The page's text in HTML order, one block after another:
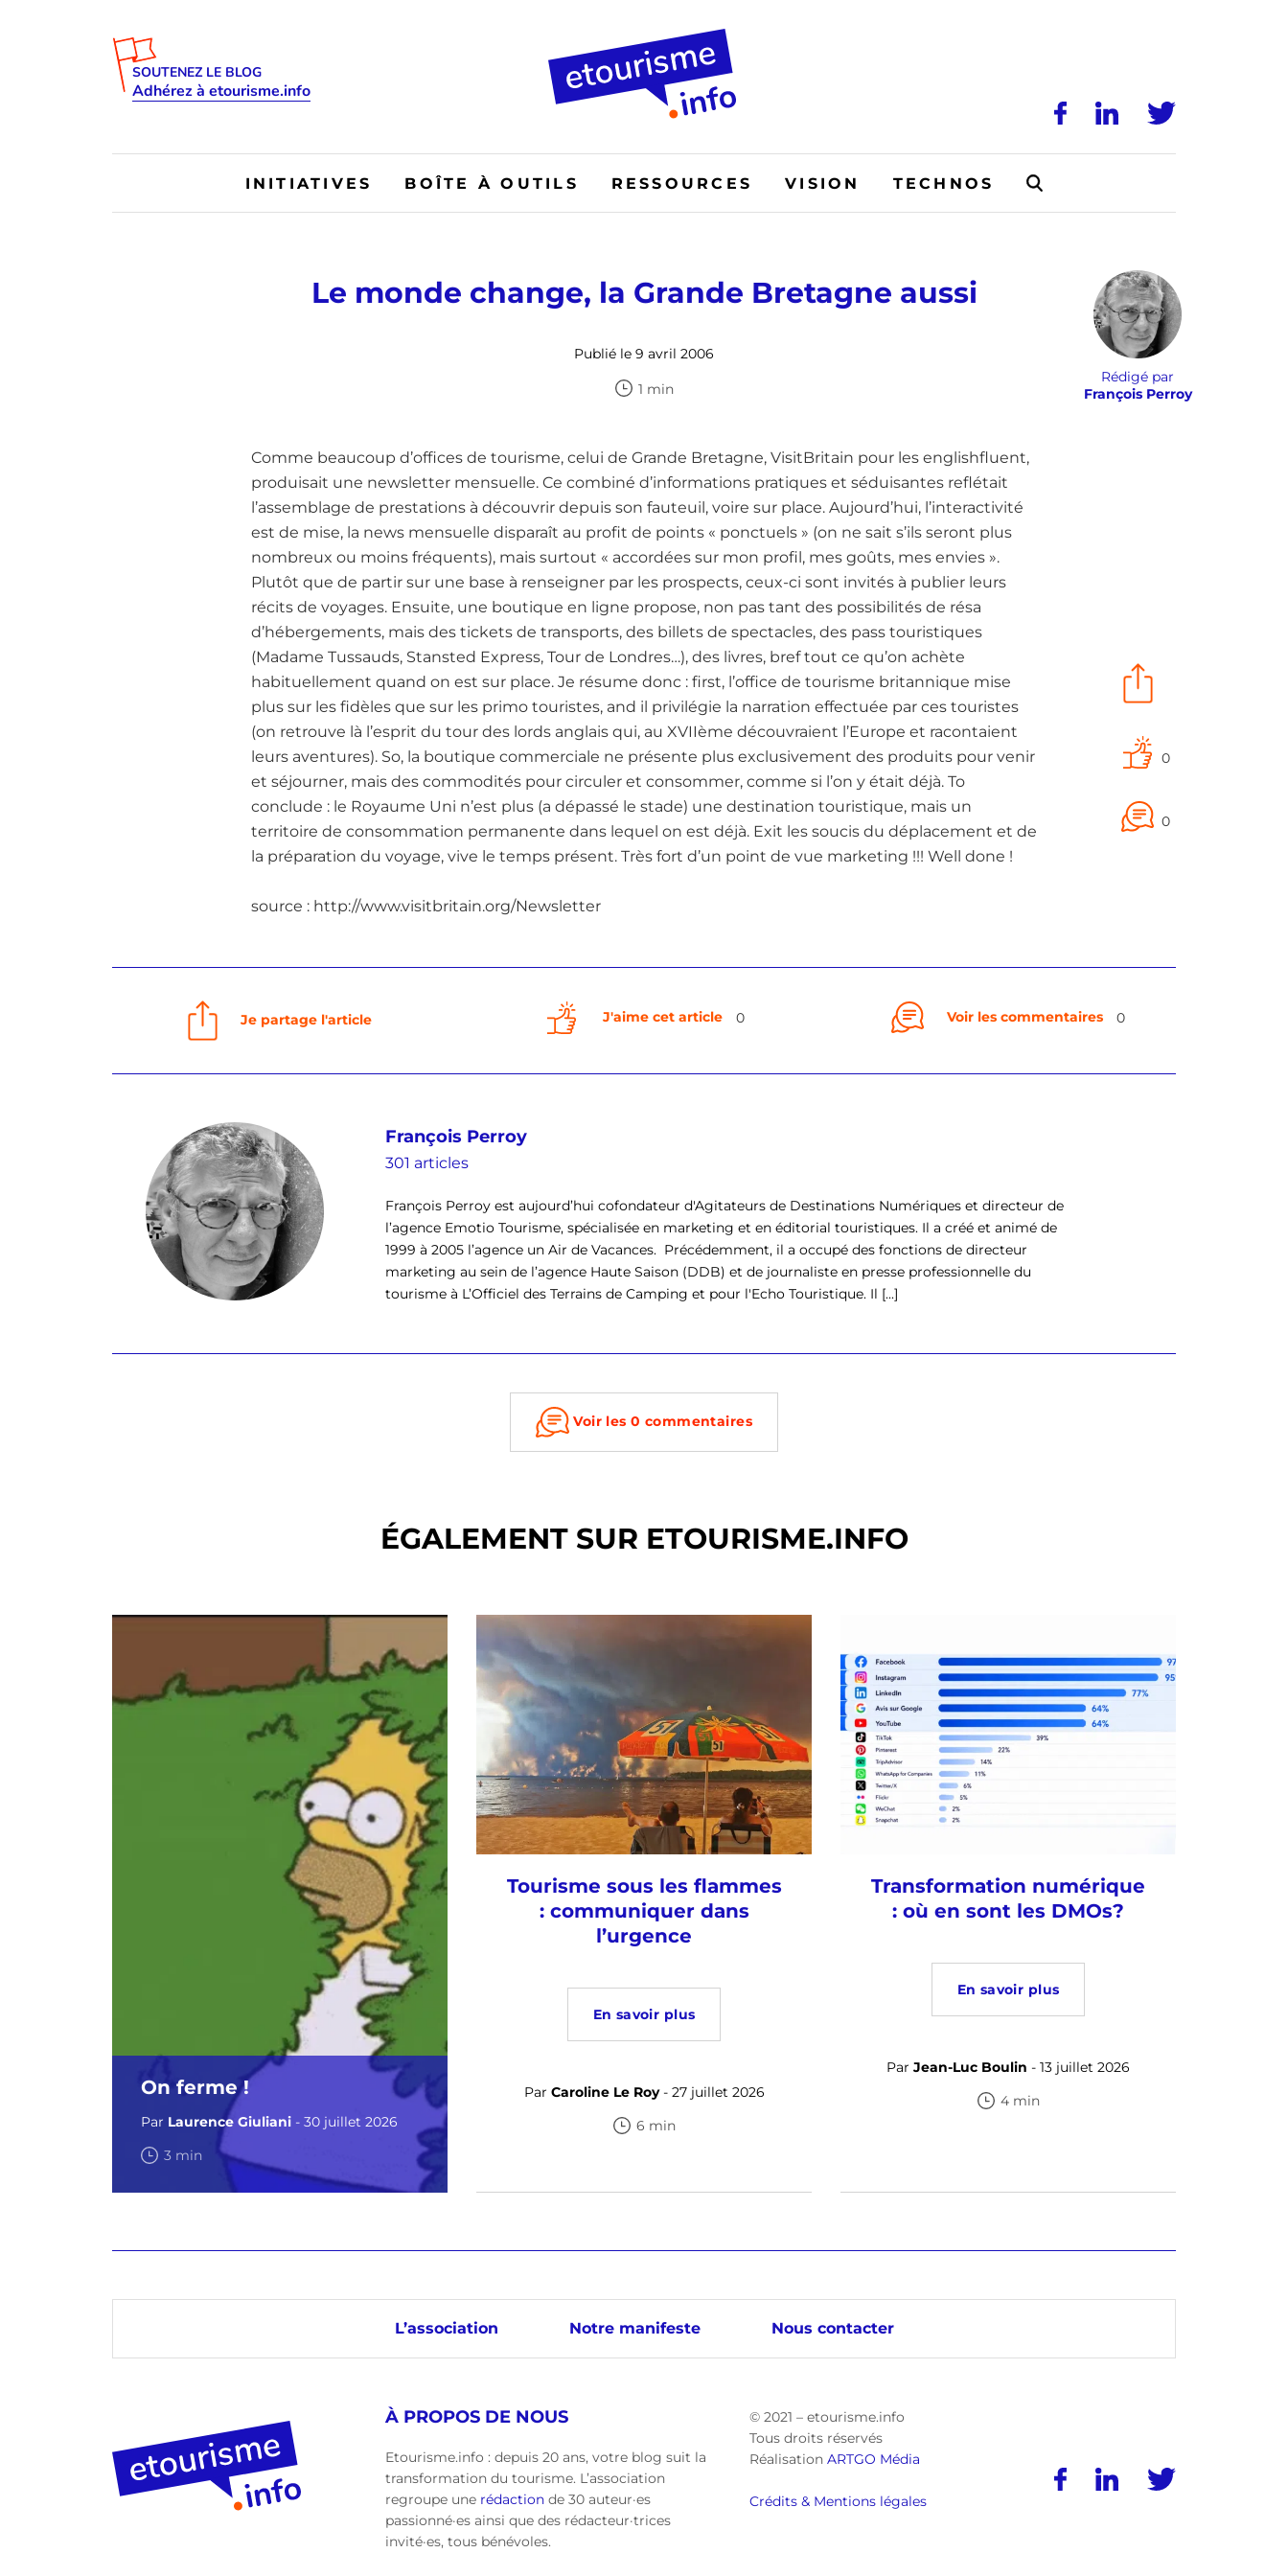
SOUTENEZ LE BLOG
Adhérez à etourisme.info
INITIATIVES BOÎTE À OUTILS RESSOURCES VISION TECHNOS
Le monde change, la Grande Bretagne aussi
Publié le 9 avril 2006
1 min
Rédigé par
François Perroy
0
0
Comme beaucoup d’offices de tourisme, celui de Grande Bretagne, VisitBritain pour les englishfluent,
produisait une newsletter mensuelle. Ce combiné d’informations pratiques et séduisantes reflétait
l’assemblage de prestations à découvrir depuis son fauteuil, voire sur place. Aujourd’hui, l’interactivité
est de mise, la news mensuelle disparaît au profit de points « ponctuels » (on ne sait s’ils seront plus
nombreux ou moins fréquents), mais surtout « accordées sur mon profil, mes goûts, mes envies ».
Plutôt que de partir sur une base à renseigner par les prospects, ceux-ci sont invités à publier leurs
récits de voyages. Ensuite, une boutique en ligne propose, non pas tant des possibilités de résa
d’hébergements, mais des tickets de transports, des billets de spectacles, des pass touristiques
(Madame Tussauds, Stansted Express, Tour de Londres…), des livres, bref tout ce qu’on achète
habituellement quand on est sur place. Je résume donc : first, l’office de tourisme britannique mise
plus sur les fidèles que sur les primo touristes, and il privilégie la narration effectuée par ces touristes
(on retrouve là l’esprit du tour des lords anglais qui, au XVIIème découvraient l’Europe et racontaient
leurs aventures). So, la boutique commerciale ne présente plus exclusivement des produits pour venir
et séjourner, mais des commodités pour circuler et consommer, comme si l’on y était déjà. To
conclude : le Royaume Uni n’est plus (a dépassé le stade) une destination touristique, mais un
territoire de consommation permanente dans lequel on est déjà. Exit les soucis du déplacement et de
la préparation du voyage, vive le temps présent. Très fort d’un point de vue marketing !!! Well done !
source : http://www.visitbritain.org/Newsletter
Je partage l'article J'aime cet article 0 Voir les commentaires 0
François Perroy
301 articles
François Perroy est aujourd’hui cofondateur d'Agitateurs de Destinations Numériques et directeur de
l’agence Emotio Tourisme, spécialisée en marketing et en éditorial touristiques. Il a créé et animé de
1999 à 2005 l’agence un Air de Vacances. Précédemment, il a occupé des fonctions de directeur
marketing au sein de l’agence Haute Saison (DDB) et de journaliste en presse professionnelle du
tourisme à L’Officiel des Terrains de Camping et pour l'Echo Touristique. Il [...]
Voir les 0 commentaires
ÉGALEMENT SUR ETOURISME.INFO
On ferme !
Par Laurence Giuliani - 30 juillet 2026
3 min
Tourisme sous les flammes
: communiquer dans
l’urgence
En savoir plus
Par Caroline Le Roy- 27 juillet 2026
6 min
Transformation numérique
: où en sont les DMOs?
En savoir plus
Par Jean-Luc Boulin - 13 juillet 2026
4 min
L’association Notre manifeste Nous contacter
À PROPOS DE NOUS
Etourisme.info : depuis 20 ans, votre blog suit la
transformation du tourisme. L’association
regroupe une rédaction de 30 auteur·es
passionné·es ainsi que des rédacteur·trices
invité·es, tous bénévoles.
© 2021 – etourisme.info
Tous droits réservés
Réalisation ARTGO Média
Crédits & Mentions légales